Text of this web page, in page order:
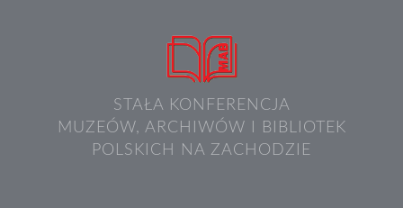
STAŁA KONFERENCJA
MUZEÓW, ARCHIWÓW I BIBLIOTEK
POLSKICH NA ZACHODZIE